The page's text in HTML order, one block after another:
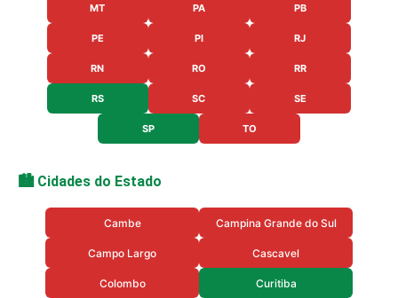
MT PA PB
PE PI RJ
RN RO RR
RS SC SE
SP TO
🏙️ Cidades do Estado
Cambe Campina Grande do Sul
Campo Largo Cascavel
Colombo Curitiba